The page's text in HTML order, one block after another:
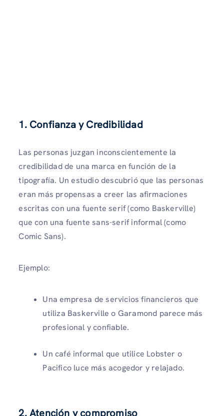
1. Confianza y Credibilidad
Las personas juzgan inconscientemente la
credibilidad de una marca en función de la
tipografía. Un estudio descubrió que las personas
eran más propensas a creer las afirmaciones
escritas con una fuente serif (como Baskerville)
que con una fuente sans-serif informal (como
Comic Sans).
Ejemplo:
Una empresa de servicios financieros que
utiliza Baskerville o Garamond parece más
profesional y confiable.
Un café informal que utilice Lobster o
Pacifico luce más acogedor y relajado.
2. Atención y compromiso